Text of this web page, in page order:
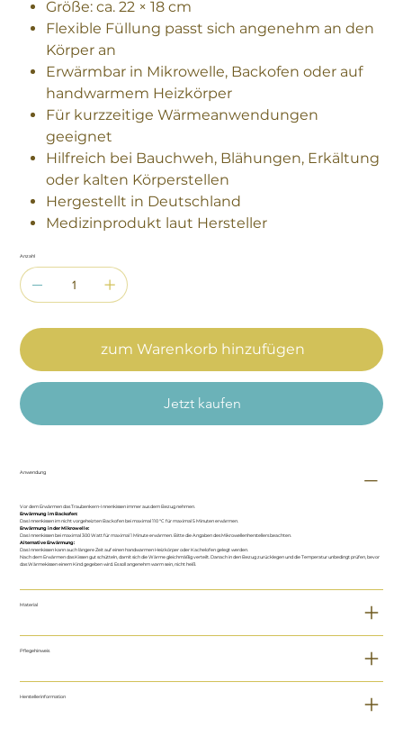
Größe: ca. 22 × 18 cm
Flexible Füllung passt sich angenehm an den
Körper an
Erwärmbar in Mikrowelle, Backofen oder auf
handwarmem Heizkörper
Für kurzzeitige Wärmeanwendungen
geeignet
Hilfreich bei Bauchweh, Blähungen, Erkältung
oder kalten Körperstellen
Hergestellt in Deutschland
Medizinprodukt laut Hersteller
Anzahl
zum Warenkorb hinzufügen
Jetzt kaufen
Anwendung
Vor dem Erwärmen das Traubenkern-Innenkissen immer aus dem Bezug nehmen.
Erwärmung im Backofen:
Das Innenkissen im nicht vorgeheizten Backofen bei maximal 110 °C für maximal 5 Minuten erwärmen.
Erwärmung in der Mikrowelle:
Das Innenkissen bei maximal 300 Watt für maximal 1 Minute erwärmen. Bitte die Angaben des Mikrowellenherstellers beachten.
Alternative Erwärmung:
Das Innenkissen kann auch längere Zeit auf einen handwarmen Heizkörper oder Kachelofen gelegt werden.
Nach dem Erwärmen das Kissen gut schütteln, damit sich die Wärme gleichmäßig verteilt. Danach in den Bezug zurücklegen und die Temperatur unbedingt prüfen, bevor
das Wärmekissen einem Kind gegeben wird. Es soll angenehm warm sein, nicht heiß.
Material
Pflegehinweis
Herstellerinformation